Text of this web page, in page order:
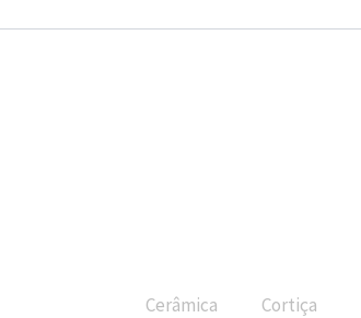
Cerâmica Cortiça